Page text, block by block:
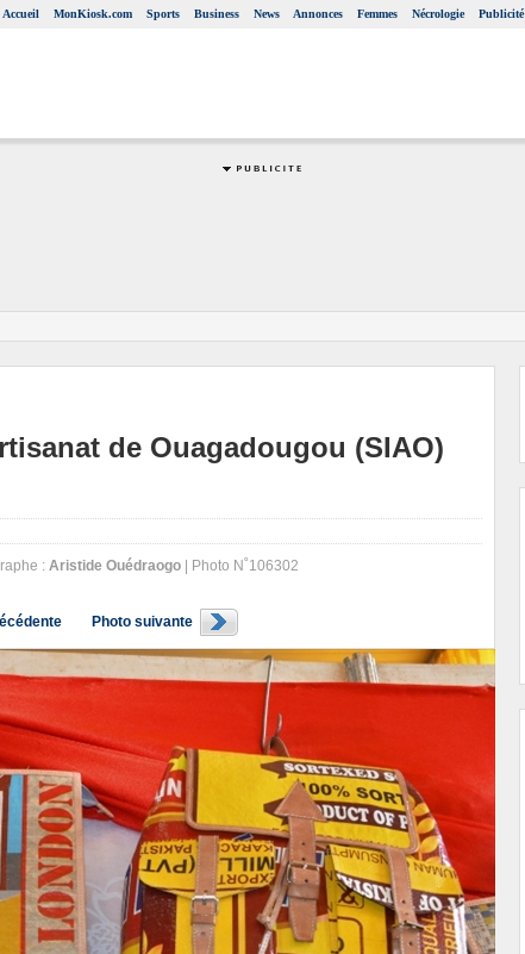
Accueil MonKiosk.com Sports Business News Annonces Femmes Nécrologie Publicité
de Ouagadougou (SIAO)
: Aristide Ouédraogo | Photo N˚106302
Photo suivante